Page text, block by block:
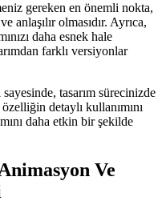
gereken en önemli nokta,
anlaşılır olmasıdır. Ayrıca,
daha esnek hale
farklı versiyonlar
tasarım sürecinizde
detaylı kullanımını
daha etkin bir şekilde
Ve